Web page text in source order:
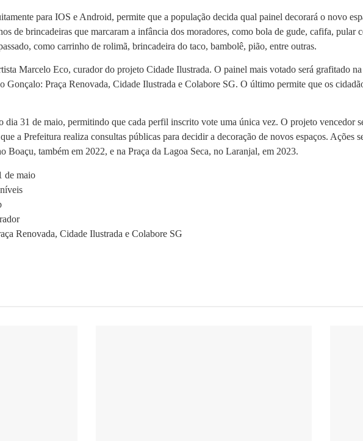
para IOS e Android, permite que a população decida qual painel decorará o novo
de brincadeiras que marcaram a infância dos moradores, como bola de gude, cafifa, pular
como carrinho de rolimã, brincadeira do taco, bambolê, pião, entre outras.
Marcelo Eco, curador do projeto Cidade Ilustrada. O painel mais votado será grafitado
Gonçalo: Praça Renovada, Cidade Ilustrada e Colabore SG. O último permite que os
dia 31 de maio, permitindo que cada perfil inscrito vote uma única vez. O projeto vencedor
a Prefeitura realiza consultas públicas para decidir a decoração de novos espaços. Ações
Boaçu, também em 2022, e na Praça da Lagoa Seca, no Laranjal, em 2023.
de maio
Renovada, Cidade Ilustrada e Colabore SG